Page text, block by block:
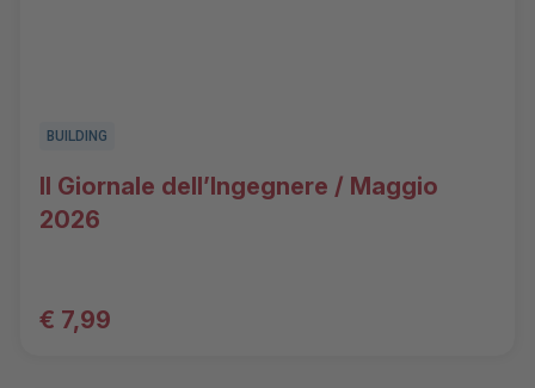
BUILDING
Il Giornale dell’Ingegnere / Maggio
2026
€ 7,99